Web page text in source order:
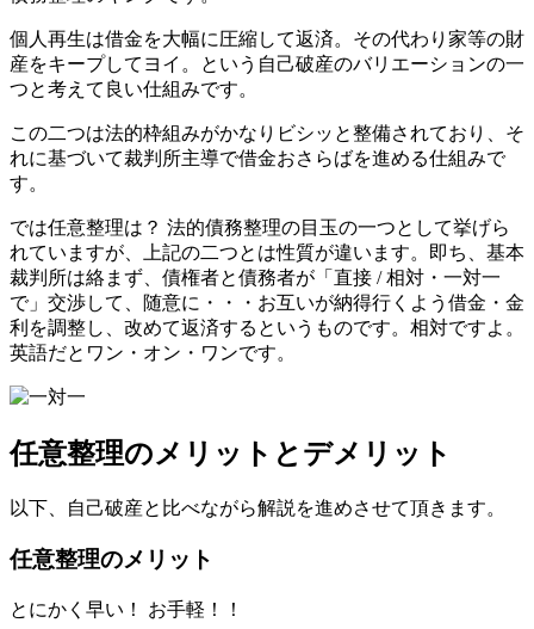
個人再生は借金を大幅に圧縮して返済。その代わり家等の財
産をキープしてヨイ。という自己破産のバリエーションの一
つと考えて良い仕組みです。
この二つは法的枠組みがかなりビシッと整備されており、そ
れに基づいて裁判所主導で借金おさらばを進める仕組みで
す。
では任意整理は？ 法的債務整理の目玉の一つとして挙げら
れていますが、上記の二つとは性質が違います。即ち、基本
裁判所は絡まず、債権者と債務者が「直接 / 相対・一対一
で」交渉して、随意に・・・お互いが納得行くよう借金・金
利を調整し、改めて返済するというものです。相対ですよ。
英語だとワン・オン・ワンです。
任意整理のメリットとデメリット
以下、自己破産と比べながら解説を進めさせて頂きます。
任意整理のメリット
とにかく早い！ お手軽！！